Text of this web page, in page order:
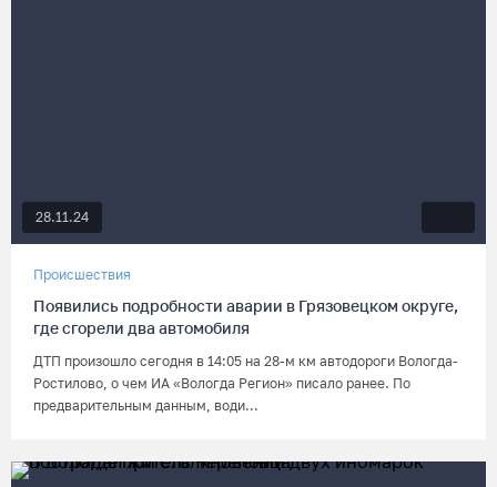
28.11.24
Происшествия
Появились подробности аварии в Грязовецком округе,
где сгорели два автомобиля
ДТП произошло сегодня в 14:05 на 28-м км автодороги Вологда-
Ростилово, о чем ИА «Вологда Регион» писало ранее. По
предварительным данным, води...